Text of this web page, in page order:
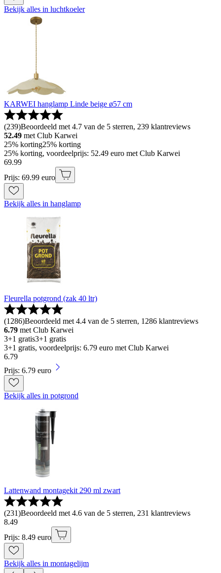
Bekijk alles in luchtkoeler
KARWEI hanglamp Linde beige ø57 cm
(239)Beoordeeld met 4.7 van de 5 sterren, 239 klantreviews
52.49 met Club Karwei
25% korting25% korting
25% korting, voordeelprijs: 52.49 euro met Club Karwei
69.99
Prijs: 69.99 euro
Bekijk alles in hanglamp
Fleurella potgrond (zak 40 ltr)
(1286)Beoordeeld met 4.4 van de 5 sterren, 1286 klantreviews
6.79 met Club Karwei
3+1 gratis3+1 gratis
3+1 gratis, voordeelprijs: 6.79 euro met Club Karwei
6.79
Prijs: 6.79 euro
Bekijk alles in potgrond
Lattenwand montagekit 290 ml zwart
(231)Beoordeeld met 4.6 van de 5 sterren, 231 klantreviews
8.49
Prijs: 8.49 euro
Bekijk alles in montagelijm